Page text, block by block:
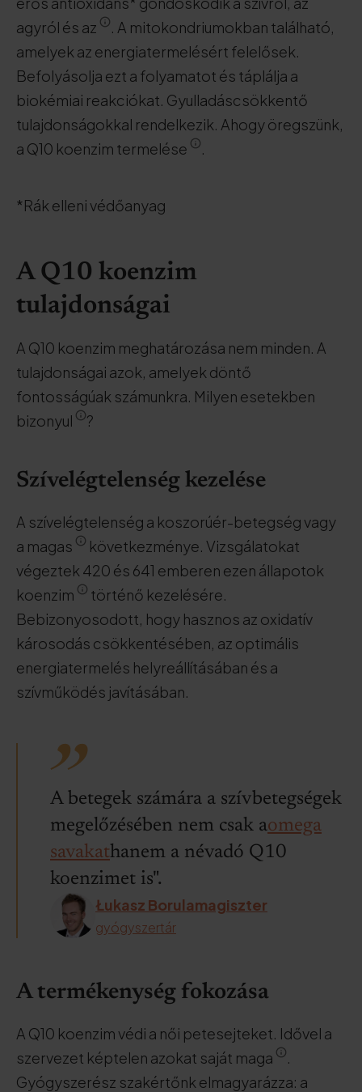
agyról és az
. A mitokondriumokban található,
amelyek az energiatermelésért felelősek.
Befolyásolja ezt a folyamatot és táplálja a
biokémiai reakciókat. Gyulladáscsökkentő
tulajdonságokkal rendelkezik. Ahogy öregszünk,
a Q10 koenzim termelése
.
*Rák elleni védőanyag
A Q10 koenzim
tulajdonságai
A Q10 koenzim meghatározása nem minden. A
tulajdonságai azok, amelyek döntő
fontosságúak számunkra. Milyen esetekben
bizonyul
?
Szívelégtelenség kezelése
A szívelégtelenség a koszorúér-betegség vagy
a magas
következménye. Vizsgálatokat
végeztek 420 és 641 emberen ezen állapotok
koenzim
történő kezelésére.
Bebizonyosodott, hogy hasznos az oxidatív
károsodás csökkentésében, az optimális
energiatermelés helyreállításában és a
szívműködés javításában.
A betegek számára a szívbetegségek
megelőzésében nem csak aomega
savakathanem a névadó Q10
koenzimet is".
Łukasz Borulamagiszter
gyógyszertár
A termékenység fokozása
A Q10 koenzim védi a női petesejteket. Idővel a
szervezet képtelen azokat saját maga
.
Gyógyszerész szakértőnk elmagyarázza: a